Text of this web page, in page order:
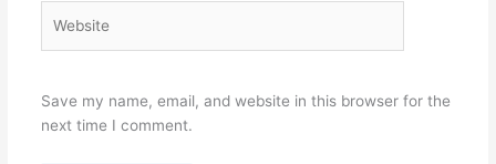
Save my name, email, and website in this browser for the
next time I comment.